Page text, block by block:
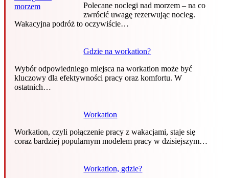
Polecane noclegi nad morzem – na co
zwrócić uwagę rezerwując nocleg.
Wakacyjna podróż to oczywiście…
Gdzie na workation?
Wybór odpowiedniego miejsca na workation może być
kluczowy dla efektywności pracy oraz komfortu. W
ostatnich…
Workation
Workation, czyli połączenie pracy z wakacjami, staje się
coraz bardziej popularnym modelem pracy w dzisiejszym…
Workation, gdzie?